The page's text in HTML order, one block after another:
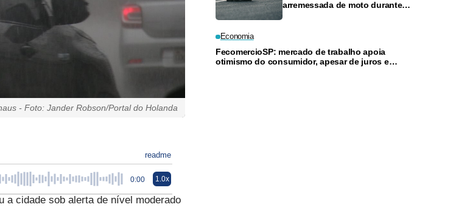
- Foto: Jander Robson/Portal do Holanda
readme
0:00 1.0x
a cidade sob alerta de nível moderado
arremessada de moto durante
Economia
FecomercioSP: mercado de trabalho apoia
otimismo do consumidor, apesar de juros e